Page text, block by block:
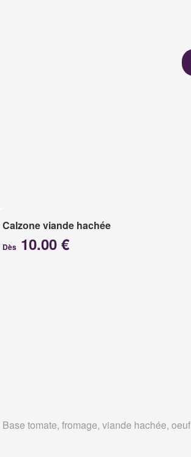
Calzone viande hachée
Dès 10.00 €
Base tomate, fromage, viande hachée, oeuf